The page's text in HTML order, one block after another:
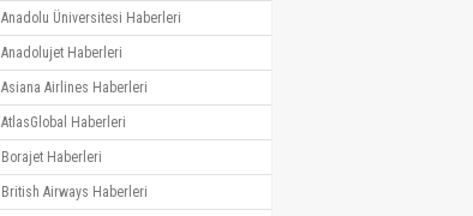
Anadolu Üniversitesi Haberleri
Anadolujet Haberleri
Asiana Airlines Haberleri
AtlasGlobal Haberleri
Borajet Haberleri
British Airways Haberleri